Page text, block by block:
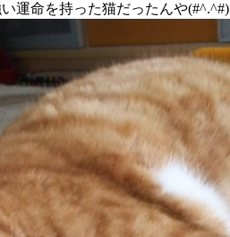
運命を持った猫だったんや(#^.^#)